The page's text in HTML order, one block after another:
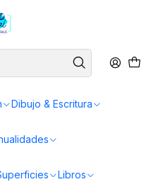
Dibujo & Escritura
Libros
(Abanico) - Princeton